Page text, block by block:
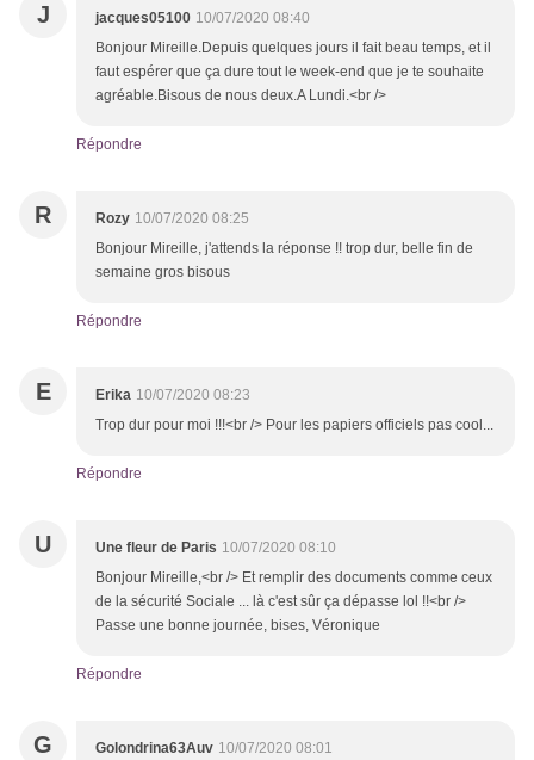
J jacques05100 10/07/2020 08:40
Bonjour Mireille.Depuis quelques jours il fait beau temps, et il
faut espérer que ça dure tout le week-end que je te souhaite
agréable.Bisous de nous deux.A Lundi.<br />
Répondre
R Rozy 10/07/2020 08:25
Bonjour Mireille, j'attends la réponse !! trop dur, belle fin de
semaine gros bisous
Répondre
E Erika 10/07/2020 08:23
Trop dur pour moi !!!<br /> Pour les papiers officiels pas cool...
Répondre
U Une fleur de Paris 10/07/2020 08:10
Bonjour Mireille,<br /> Et remplir des documents comme ceux
de la sécurité Sociale ... là c'est sûr ça dépasse lol !!<br />
Passe une bonne journée, bises, Véronique
Répondre
G Golondrina63Auv 10/07/2020 08:01